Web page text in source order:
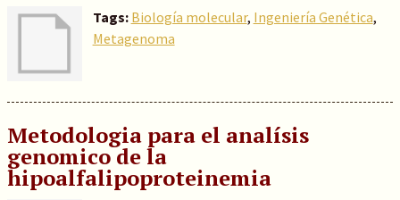
Tags: Biología molecular, Ingeniería Genética,
Metagenoma
Metodologia para el analísis
genomico de la
hipoalfalipoproteinemia